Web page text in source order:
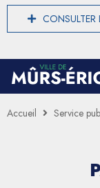
CONSULTER
Accueil Service